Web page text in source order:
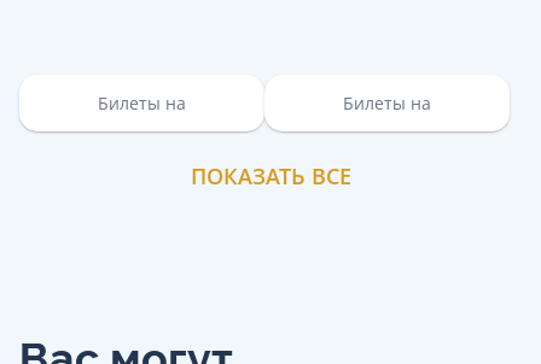
Билеты на Билеты на
ПОКАЗАТЬ ВСЕ